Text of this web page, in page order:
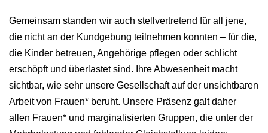
Gemeinsam standen wir auch stellvertretend für all jene,
die nicht an der Kundgebung teilnehmen konnten – für die,
die Kinder betreuen, Angehörige pflegen oder schlicht
erschöpft und überlastet sind. Ihre Abwesenheit macht
sichtbar, wie sehr unsere Gesellschaft auf der unsichtbaren
Arbeit von Frauen* beruht. Unsere Präsenz galt daher
allen Frauen* und marginalisierten Gruppen, die unter der